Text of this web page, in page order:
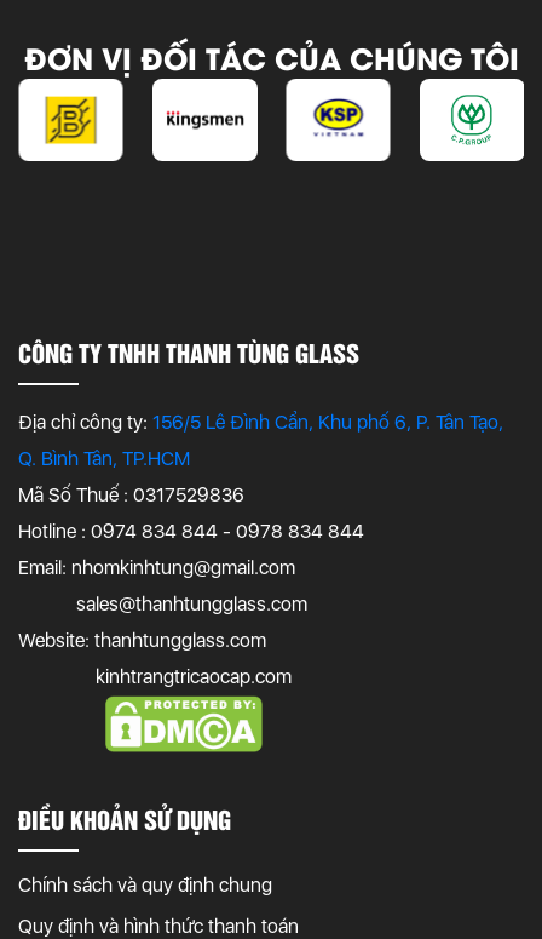
ĐƠN VỊ ĐỐI TÁC CỦA CHÚNG TÔI
CÔNG TY TNHH THANH TÙNG GLASS
Địa chỉ công ty: 156/5 Lê Đình Cẩn, Khu phố 6, P. Tân Tạo,
Q. Bình Tân, TP.HCM
Mã Số Thuế : 0317529836
Hotline : 0974 834 844 - 0978 834 844
Email: nhomkinhtung@gmail.com
sales@thanhtungglass.com
Website: thanhtungglass.com
kinhtrangtricaocap.com
ĐIỀU KHOẢN SỬ DỤNG
Chính sách và quy định chung
Quy định và hình thức thanh toán